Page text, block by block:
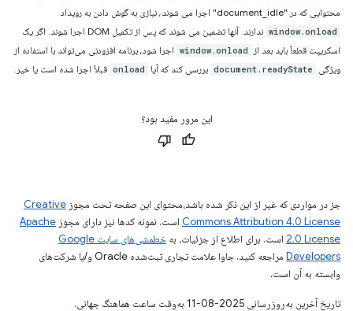
محتوایی که در "document_idle" اجرا می شوند، نیازی به گوش دادن به رویداد
window.onload
ندارند. آنها تضمین می شوند که پس از تکمیل DOM اجرا شوند. اگر یک
اسکریپت قطعاً باید بعد از
window.onload اجرا شود، برنامه افزودنی می‌تواند با استفاده از
ویژگی
document.readyState بررسی کند که آیا onload قبلاً اجرا شده است یا خیر.
این مرور مفید بود؟
جز در مواردی که غیر از این ذکر شده باشد،‌محتوای این صفحه تحت مجوز Creative
Commons Attribution 4.0 License است. نمونه کدها نیز دارای مجوز Apache
2.0 License است. برای اطلاع از جزئیات، به
خطمشی‌های سایت Google
Developers‏
مراجعه کنید. جاوا علامت تجاری ثبت‌شده Oracle و/یا شرکت‌های
وابسته به آن است.
تاریخ آخرین به‌روزرسانی 2025-08-11 به‌وقت ساعت هماهنگ جهانی.